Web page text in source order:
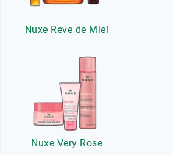
Nuxe Reve de Miel
Nuxe Very Rose